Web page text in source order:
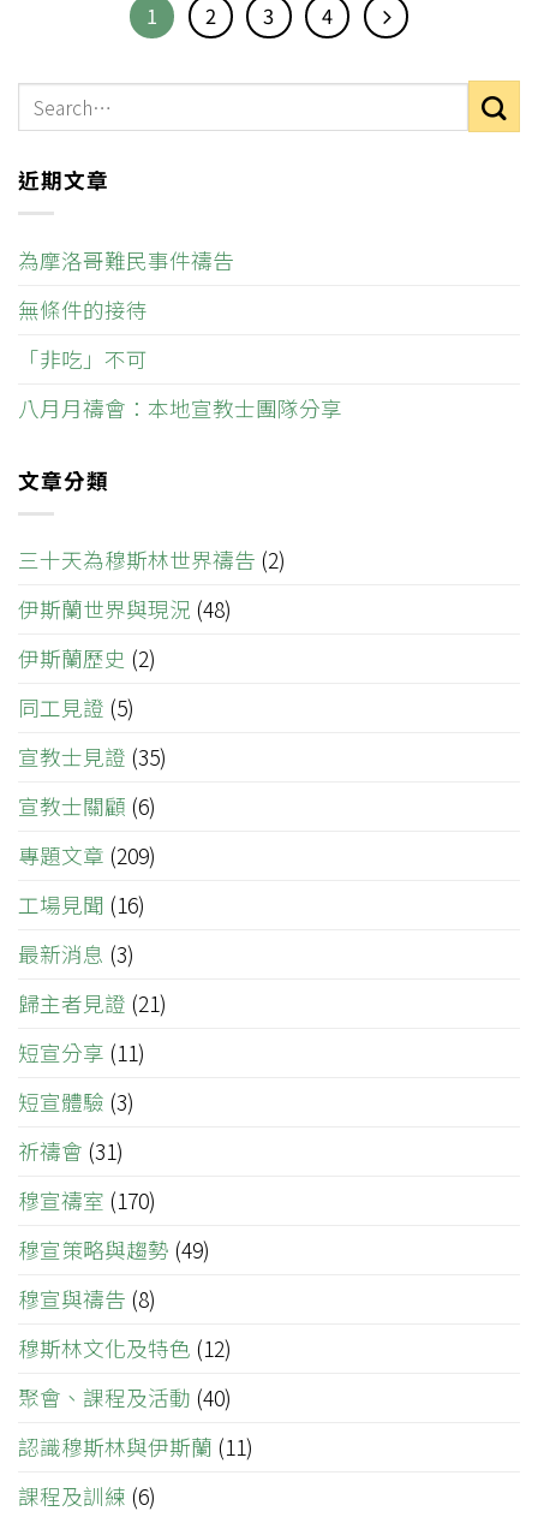
1 2 3 4
近期文章
為摩洛哥難民事件禱告
無條件的接待
「非吃」不可
八月月禱會：本地宣教士團隊分享
文章分類
三十天為穆斯林世界禱告 (2)
伊斯蘭世界與現況 (48)
伊斯蘭歷史 (2)
同工見證 (5)
宣教士見證 (35)
宣教士關顧 (6)
專題文章 (209)
工場見聞 (16)
最新消息 (3)
歸主者見證 (21)
短宣分享 (11)
短宣體驗 (3)
祈禱會 (31)
穆宣禱室 (170)
穆宣策略與趨勢 (49)
穆宣與禱告 (8)
穆斯林文化及特色 (12)
聚會、課程及活動 (40)
認識穆斯林與伊斯蘭 (11)
課程及訓練 (6)